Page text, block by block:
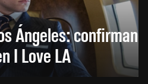
Ángeles: confirman
I Love LA